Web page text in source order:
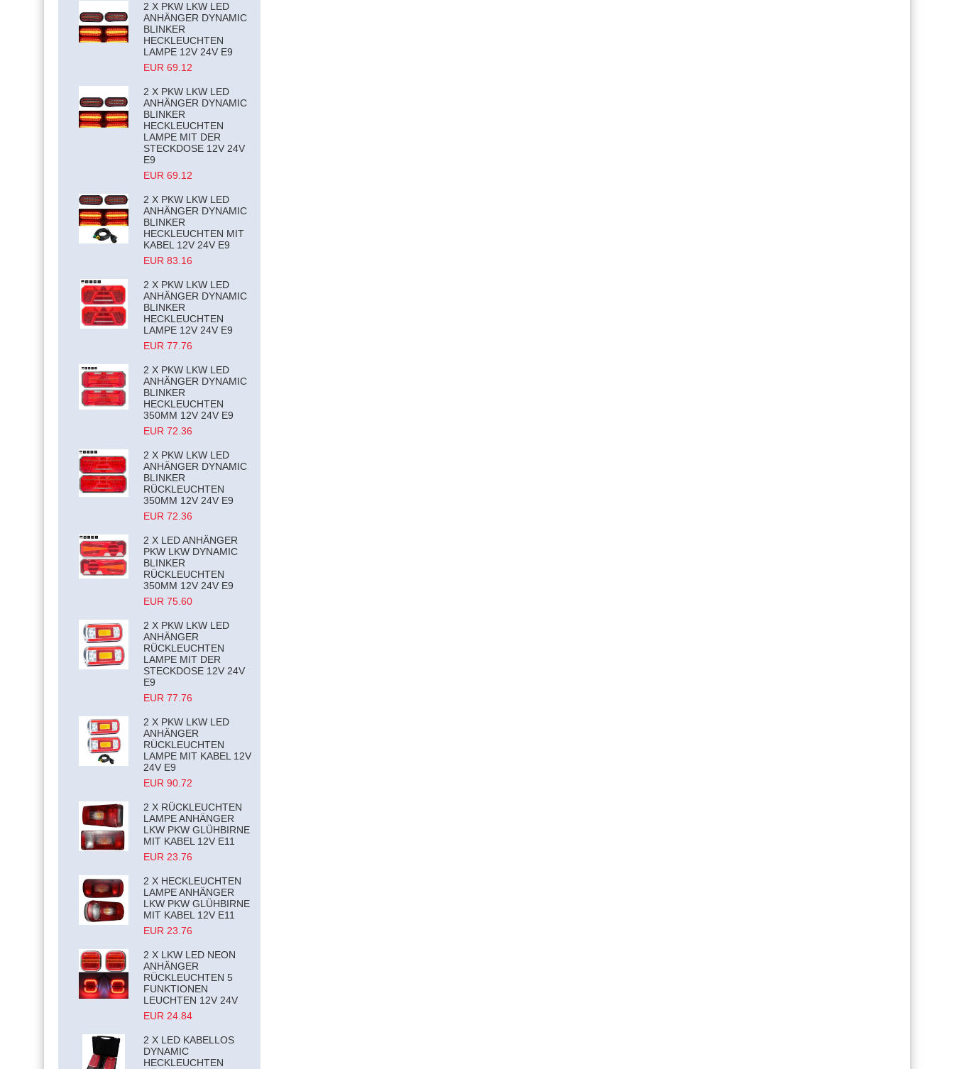
2 X PKW LKW LED
ANHÄNGER DYNAMIC
BLINKER
HECKLEUCHTEN
LAMPE 12V 24V E9
EUR 69.12
2 X PKW LKW LED
ANHÄNGER DYNAMIC
BLINKER
HECKLEUCHTEN
LAMPE MIT DER
STECKDOSE 12V 24V
E9
EUR 69.12
2 X PKW LKW LED
ANHÄNGER DYNAMIC
BLINKER
HECKLEUCHTEN MIT
KABEL 12V 24V E9
EUR 83.16
2 X PKW LKW LED
ANHÄNGER DYNAMIC
BLINKER
HECKLEUCHTEN
LAMPE 12V 24V E9
EUR 77.76
2 X PKW LKW LED
ANHÄNGER DYNAMIC
BLINKER
HECKLEUCHTEN
350MM 12V 24V E9
EUR 72.36
2 X PKW LKW LED
ANHÄNGER DYNAMIC
BLINKER
RÜCKLEUCHTEN
350MM 12V 24V E9
EUR 72.36
2 X LED ANHÄNGER
PKW LKW DYNAMIC
BLINKER
RÜCKLEUCHTEN
350MM 12V 24V E9
EUR 75.60
2 X PKW LKW LED
ANHÄNGER
RÜCKLEUCHTEN
LAMPE MIT DER
STECKDOSE 12V 24V
E9
EUR 77.76
2 X PKW LKW LED
ANHÄNGER
RÜCKLEUCHTEN
LAMPE MIT KABEL 12V
24V E9
EUR 90.72
2 X RÜCKLEUCHTEN
LAMPE ANHÄNGER
LKW PKW GLÜHBIRNE
MIT KABEL 12V E11
EUR 23.76
2 X HECKLEUCHTEN
LAMPE ANHÄNGER
LKW PKW GLÜHBIRNE
MIT KABEL 12V E11
EUR 23.76
2 X LKW LED NEON
ANHÄNGER
RÜCKLEUCHTEN 5
FUNKTIONEN
LEUCHTEN 12V 24V
EUR 24.84
2 X LED KABELLOS
DYNAMIC
HECKLEUCHTEN